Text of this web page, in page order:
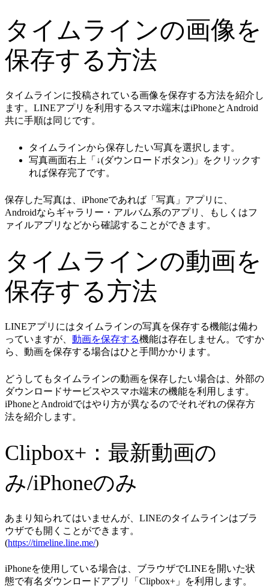
タイムラインの画像を
保存する方法
タイムラインに投稿されている画像を保存する方法を紹介し
ます。LINEアプリを利用するスマホ端末はiPhoneとAndroid
共に手順は同じです。
タイムラインから保存したい写真を選択します。
写真画面右上「↓(ダウンロードボタン)」をクリックす
れば保存完了です。
保存した写真は、iPhoneであれば「写真」アプリに、
Androidならギャラリー・アルバム系のアプリ、もしくはフ
ァイルアプリなどから確認することができます。
タイムラインの動画を
保存する方法
LINEアプリにはタイムラインの写真を保存する機能は備わ
っていますが、 動画を保存する機能は存在しません。ですか
ら、動画を保存する場合はひと手間かかります。
どうしてもタイムラインの動画を保存したい場合は、外部の
ダウンロードサービスやスマホ端末の機能を利用します。
iPhoneとAndroidではやり方が異なるのでそれぞれの保存方
法を紹介します。
Clipbox+：最新動画の
み/iPhoneのみ
あまり知られてはいませんが、LINEのタイムラインはブラ
ウザでも開くことができます。
(https://timeline.line.me/)
iPhoneを使用している場合は、ブラウザでLINEを開いた状
態で有名ダウンロードアプリ「Clipbox+」を利用します。